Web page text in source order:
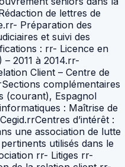
de lettres de
Préparation des
et suivi des
: rr- Licence en
2011 à 2014.rr-
Client – Centre de
complémentaires
(courant), Espagnol
: Maîtrise de
d’intérêt :
une association de lutte
utilisés dans le
rr- Litiges rr-